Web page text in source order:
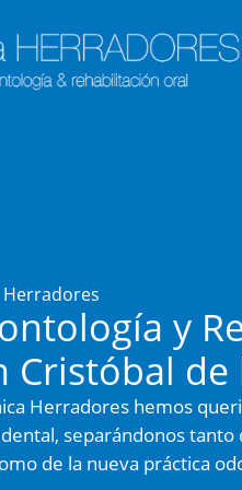
Herradores
y
Cristóbal de
Herradores hemos
separándonos
de la nueva práctica